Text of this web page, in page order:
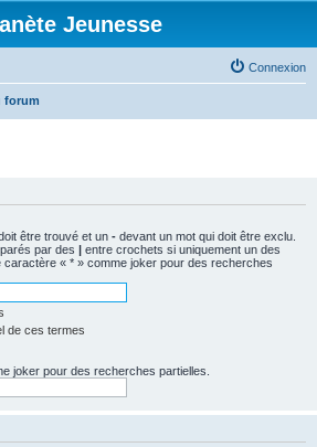
Jeunesse
Connexion
forum
être trouvé et un - devant un mot qui doit être exclu.
par des | entre crochets si uniquement un des
caractère « * » comme joker pour des recherches
de ces termes
joker pour des recherches partielles.